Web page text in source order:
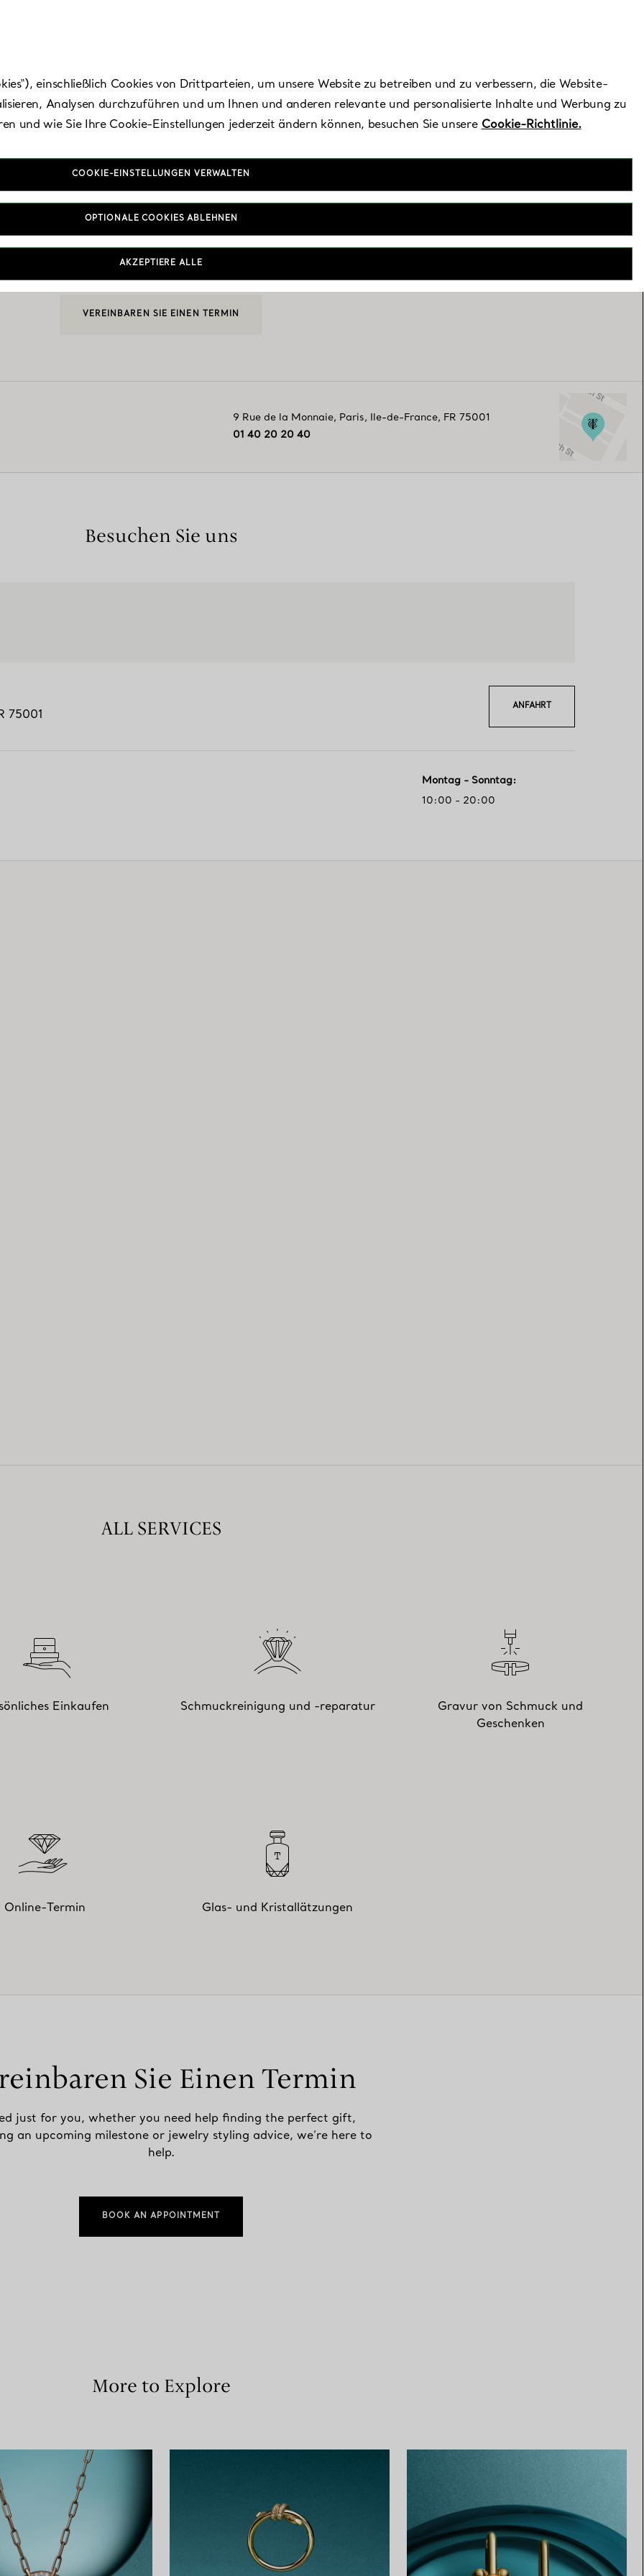
- La Samaritaine
Heute bis 20:00 geöffnet
VEREINBAREN SIE EINEN TERMIN
9 Rue de la Monnaie, Paris, Ile-de-France, FR 75001
01 40 20 20 40
Besuchen Sie uns
75001
ANFAHRT
Montag - Sonntag:
10:00 - 20:00
ALL SERVICES
Einkaufen Schmuckreinigung und -reparatur
Gravur von Schmuck und
Geschenken
Online-Termin Glas- und Kristallätzungen
Sie Einen Termin
just for you, whether you need help finding the perfect gift,
an upcoming milestone or jewelry styling advice, we’re here to
help.
BOOK AN APPOINTMENT
More to Explore
einschließlich Cookies von Drittparteien, um unsere Website zu betreiben und zu verbessern, die Website-
Analysen durchzuführen und um Ihnen und anderen relevante und personalisierte Inhalte und Werbung zu
und wie Sie Ihre Cookie-Einstellungen jederzeit ändern können, besuchen Sie unsere Cookie-Richtlinie.
COOKIE-EINSTELLUNGEN VERWALTEN
OPTIONALE COOKIES ABLEHNEN
AKZEPTIERE ALLE